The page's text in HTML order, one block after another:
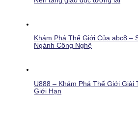
Khám Phá Thế Giới Của abc8 –
Ngành Công Nghệ
U888 – Khám Phá Thế Giới Giải
Giới Hạn